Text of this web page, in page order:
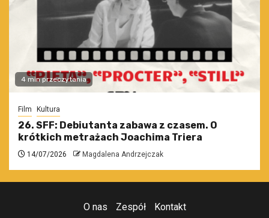
4 min przeczytania
Film Kultura
26. SFF: Debiutanta zabawa z czasem. O
krótkich metrażach Joachima Triera
14/07/2026 Magdalena Andrzejczak
O nas Zespół Kontakt